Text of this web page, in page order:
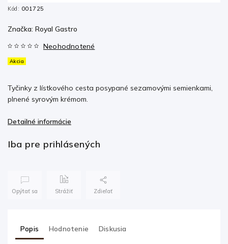
Kód: 001725
Akcia
Neohodnotené
Tyčinky z lístkového cesta posypané sezamovými semienkami,
plnené syrovým krémom.
Detailné informácie
Značka: Royal Gastro
Iba pre prihlásených
Opýtať sa Strážiť Zdieľať
Popis Hodnotenie Diskusia